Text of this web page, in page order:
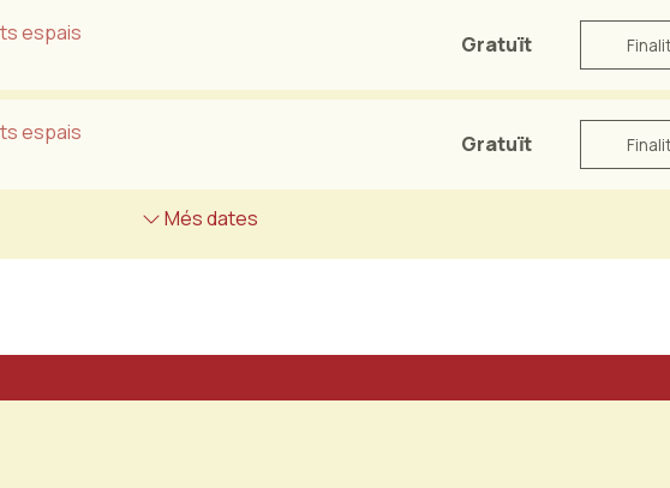
espais Gratuït
espais Gratuït
Més dates